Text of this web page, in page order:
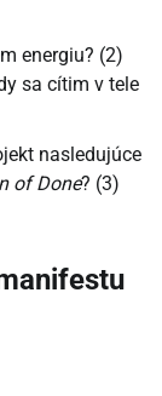
energiu? (2)
sa cítim v tele
nasledujúce
of Done? (3)